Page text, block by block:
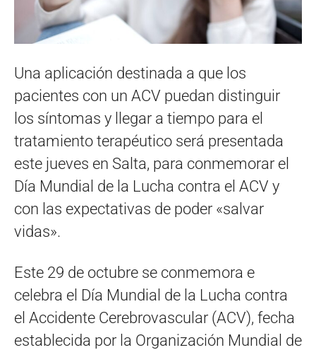
Una aplicación destinada a que los
pacientes con un ACV puedan distinguir
los síntomas y llegar a tiempo para el
tratamiento terapéutico será presentada
este jueves en Salta, para conmemorar el
Día Mundial de la Lucha contra el ACV y
con las expectativas de poder «salvar
vidas».
Este 29 de octubre se conmemora e
celebra el Día Mundial de la Lucha contra
el Accidente Cerebrovascular (ACV), fecha
establecida por la Organización Mundial de